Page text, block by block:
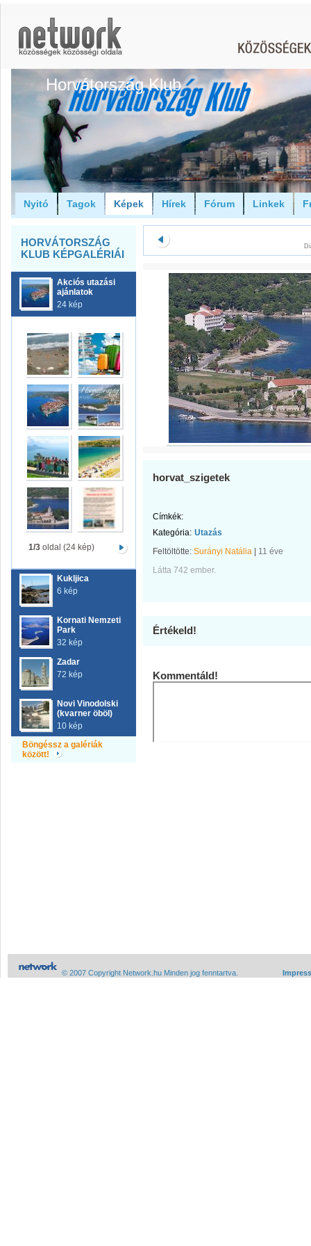
Horvátország Klub
Nyitó Tagok Képek Hírek Fórum Linkek
HORVÁTORSZÁG
KLUB KÉPGALÉRIÁI
Akciós utazási
ajánlatok
24 kép
1/3oldal (24 kép)
Kukljica
6 kép
Kornati Nemzeti
Park
32 kép
Zadar
72 kép
Novi Vinodolski
(kvarner öböl)
10 kép
Böngéssz a galériák
között!
horvat_szigetek
Címkék:
Kategória: Utazás
Feltöltötte: Surányi Natália
11 éve
Látta 742 ember.
Értékeld!
Kommentáld!
© 2007 Copyright Network.hu Minden jog fenntartva.